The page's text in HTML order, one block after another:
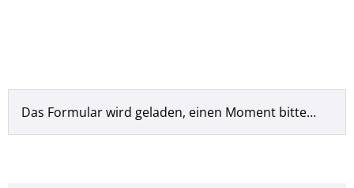
Das Formular wird geladen, einen Moment bitte…